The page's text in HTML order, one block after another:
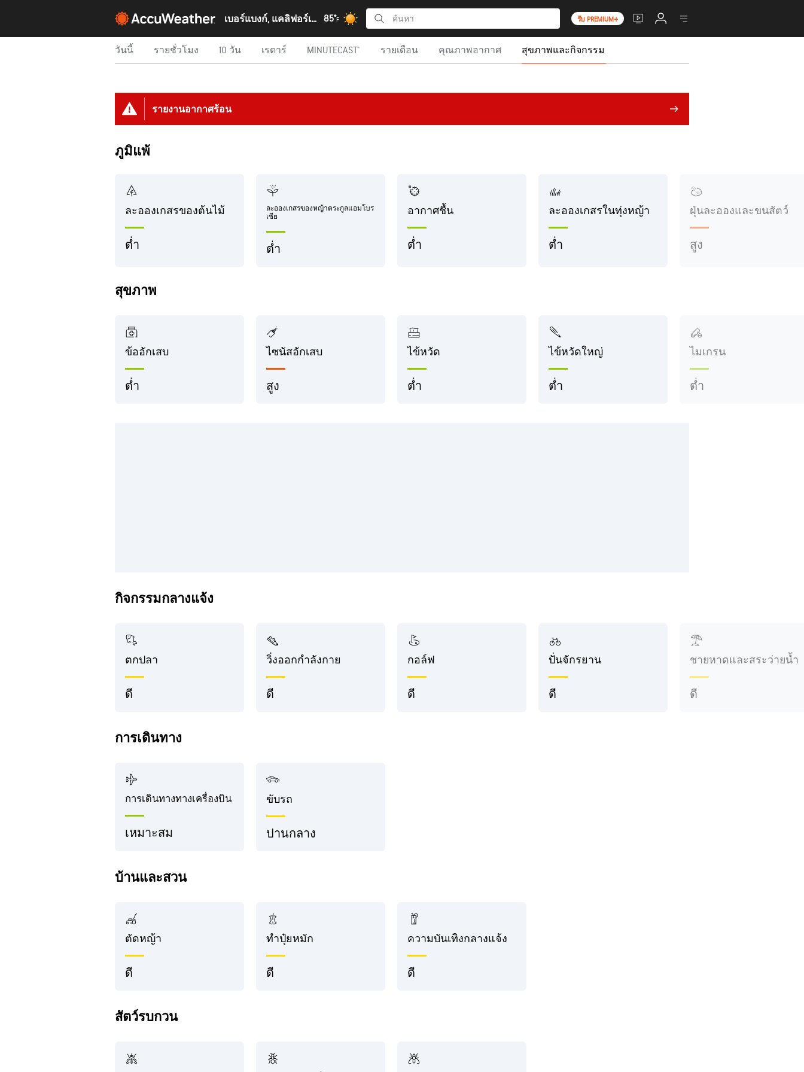
เบอร์แบงก์, แคลิฟอร์เนีย 85°F รับ PREMIUM+
วันนี้ รายชั่วโมง 10 วัน เรดาร์ MINUTECAST® รายเดือน คุณภาพอากาศ สุขภาพและกิจกรรม
รายงานอากาศร้อน
ภูมิแพ้
ละอองเกสรของต้นไม้
ต่ำ
ละอองเกสรของหญ้าตระกูลแอมโบร
เซีย
ต่ำ
อากาศชื้น
ต่ำ
ละอองเกสรในทุ่งหญ้า
ต่ำ
ฝุ่นละอองและขนสัตว์
สูง
สุขภาพ
ข้ออักเสบ
ต่ำ
ไซนัสอักเสบ
สูง
ไข้หวัด
ต่ำ
ไข้หวัดใหญ่
ต่ำ
ไมเกรน
ต่ำ
กิจกรรมกลางแจ้ง
ตกปลา
ดี
วิ่งออกกำลังกาย
ดี
กอล์ฟ
ดี
ปั่นจักรยาน
ดี
ชายหาดและสระว่ายน้ำ
ดี
การเดินทาง
การเดินทางทางเครื่องบิน
เหมาะสม
ขับรถ
ปานกลาง
บ้านและสวน
ตัดหญ้า
ดี
ทำปุ๋ยหมัก
ดี
ความบันเทิงกลางแจ้ง
ดี
สัตว์รบกวน